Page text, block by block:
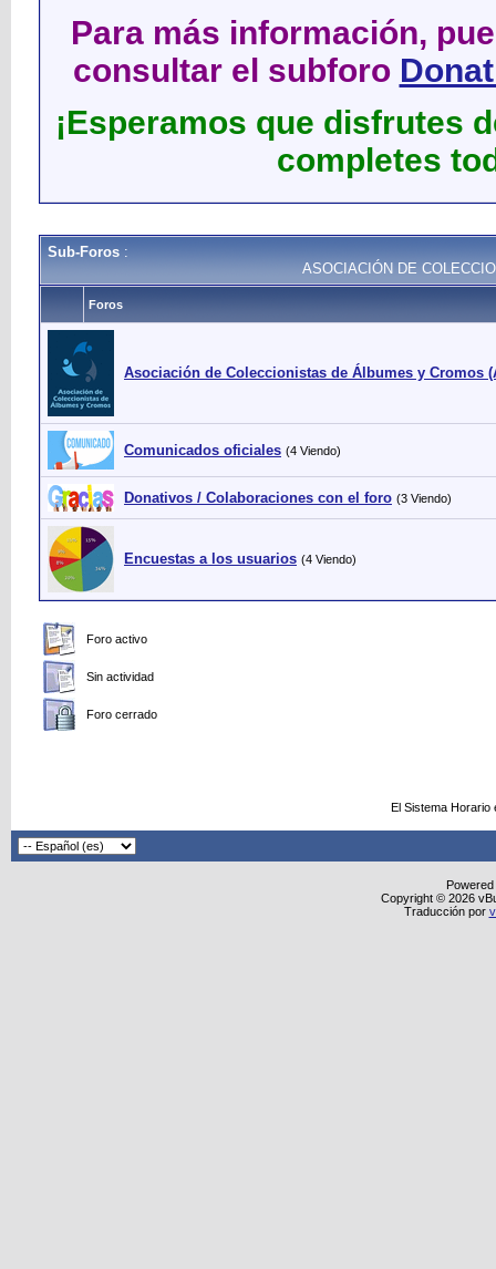
Para más información,
consultar el subforo
¡Esperamos que disfrutes
completes
Sub-Foros :
ASOCIACIÓN DE
Foros
Asociación de Coleccionistas de Álbumes y Cromos
Comunicados oficiales (4 Viendo)
Donativos / Colaboraciones con el foro (3 Viendo)
Encuestas a los usuarios (4 Viendo)
Foro activo
Sin actividad
Foro cerrado
El Sistema
Copyright © 2026
Traducción por